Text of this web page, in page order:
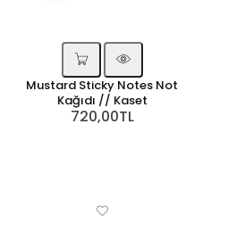
Mustard Sticky Notes Not
Kağıdı // Kaset
720,00TL